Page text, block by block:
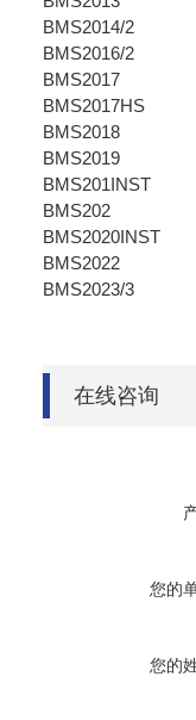
BMS2014/2
BMS2016/2
BMS2017
BMS2017HS
BMS2018
BMS2019
BMS201INST
BMS202
BMS2020INST
BMS2022
BMS2023/3
在线咨询
您的
您的